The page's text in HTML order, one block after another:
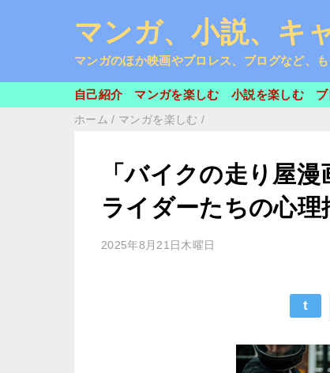
マンガ、小説、キ
マンガのほか映画やプロレス、ブログなど、
自己紹介 マンガを楽しむ 小説を楽しむ
ホーム / マンガを楽しむ /
「バイクの走り屋
ライダーたちの心
2025年8月21日木曜日
t